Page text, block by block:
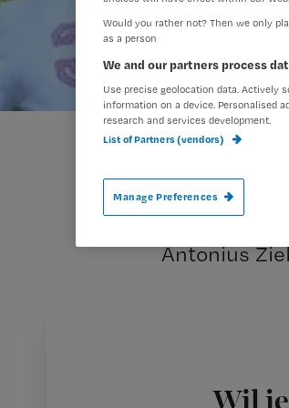
Dokter
Nursing
Antonius
Would you rather not? Then we only
as a person
We and our partners process
Use precise geolocation data. Actively
information on a device. Personalised
research and services development.
List of Partners (vendors)
Manage Preferences